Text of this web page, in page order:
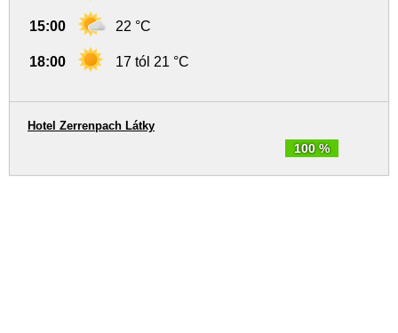
15:00 22 °C
18:00 17 tól 21 °C
100 %
Hotel Zerrenpach Látky